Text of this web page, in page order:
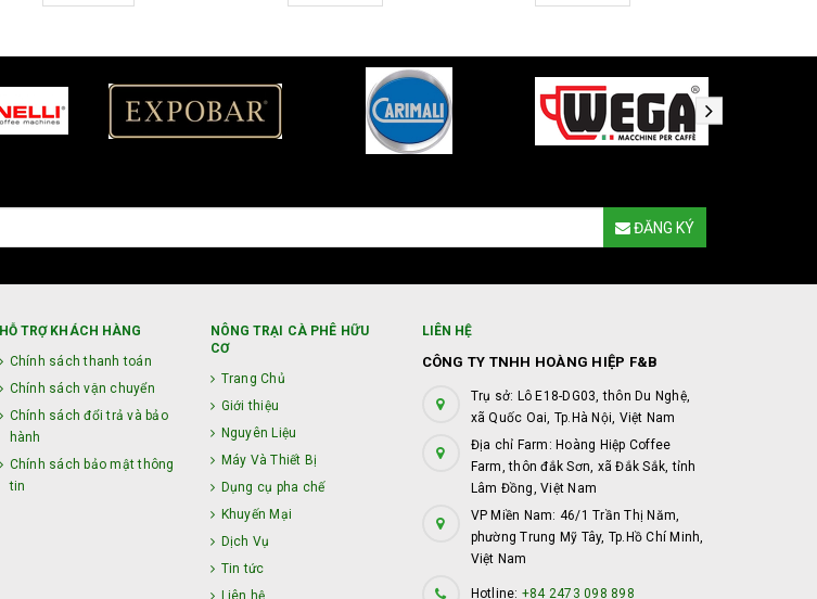
ĐĂNG KÝ
HỖ TRỢ KHÁCH HÀNG
Chính sách thanh toán
Chính sách vận chuyển
Chính sách đổi trả và bảo
hành
Chính sách bảo mật thông
tin
NÔNG TRẠI CÀ PHÊ HỮU
CƠ
Trang Chủ
Giới thiệu
Nguyên Liệu
Máy Và Thiết Bị
Dụng cụ pha chế
Khuyến Mại
Dịch Vụ
Tin tức
Liên hệ
LIÊN HỆ
CÔNG TY TNHH HOÀNG HIỆP F&B
Trụ sở: Lô E18-DG03, thôn Du Nghệ,
xã Quốc Oai, Tp.Hà Nội, Việt Nam
Địa chỉ Farm: Hoàng Hiệp Coffee
Farm, thôn đắk Sơn, xã Đắk Sắk, tỉnh
Lâm Đồng, Việt Nam
VP Miền Nam: 46/1 Trần Thị Năm,
phường Trung Mỹ Tây, Tp.Hồ Chí Minh,
Việt Nam
Hotline: +84 2473 098 898